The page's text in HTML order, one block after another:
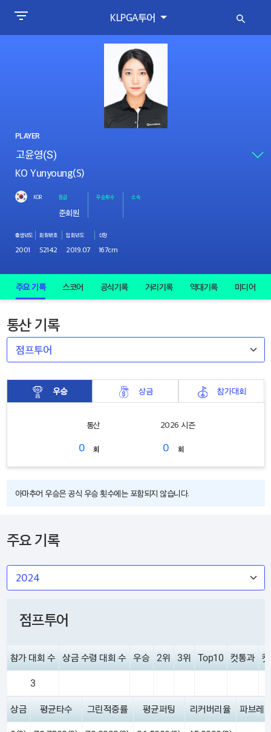
KLPGA투어
PLAYER
KO Yunyoung(S)
KOR 등급
준회원
우승횟수 소속
출생년도
2001
회원번호
S2142
입회년도
2019.07
신장
167cm
주요 기록 스코어 공식기록 거리기록 역대기록 미디어
통산 기록
우승 상금 참가대회
통산
0 회
2026 시즌
0 회
아마추어 우승은 공식 우승 횟수에는 포함되지 않습니다.
주요 기록
점프투어
참가 대회 수 상금 수령 대회 수 우승 2위 3위 Top10 컷통과
3
상금 평균타수 그린적중률 평균퍼팅 리커버리율 파브레